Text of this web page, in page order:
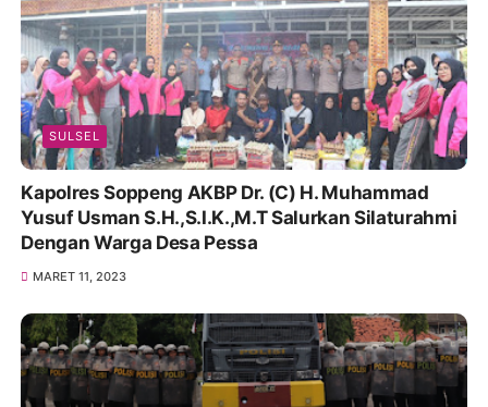
SULSEL
Kapolres Soppeng AKBP Dr. (C) H. Muhammad
Yusuf Usman S.H.,S.I.K.,M.T Salurkan Silaturahmi
Dengan Warga Desa Pessa
MARET 11, 2023